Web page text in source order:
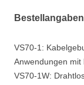
Bestellangaben
VS70-1:
Anwendungen mit
VS70-1W: